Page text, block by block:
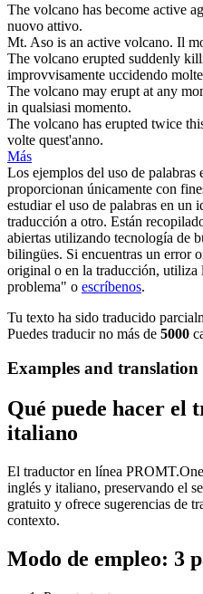
The volcano has become active
nuovo attivo.
Mt. Aso is an active volcano. Il
The volcano erupted suddenly
improvvisamente uccidendo
The volcano may erupt at any
in qualsiasi momento.
The volcano has erupted twice
volte quest'anno.
Más
Los ejemplos del uso de palabras
proporcionan únicamente con
estudiar el uso de palabras en un
traducción a otro. Están
abiertas utilizando tecnología de
bilingües. Si encuentras un error
original o en la traducción,
problema" o escríbenos.
Tu texto ha sido traducido
Puedes traducir no más de 5000
Examples and
Qué puede hacer el
italiano
El traductor en línea
inglés y italiano, preservando el
gratuito y ofrece sugerencias de
contexto.
Modo de empleo: 3